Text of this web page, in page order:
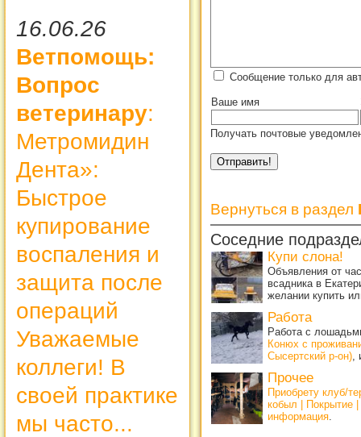
16.06.26
Ветпомощь:
Вопрос
ветеринару:
Метромидин
Дента»:
Быстрое
купирование
воспаления и
защита после
операций
Уважаемые
коллеги! В
своей практике
мы часто...
Сообщение только для
Ваше имя
Получать почтовые
Вернуться в раздел
Соседние
Купи слона!
Объявления от
всадника в
желании купить
Работа
Работа с
Конюх с
Сысертский р-он),
Прочее
Приобрету клуб/
кобыл | Покрытие
информация.